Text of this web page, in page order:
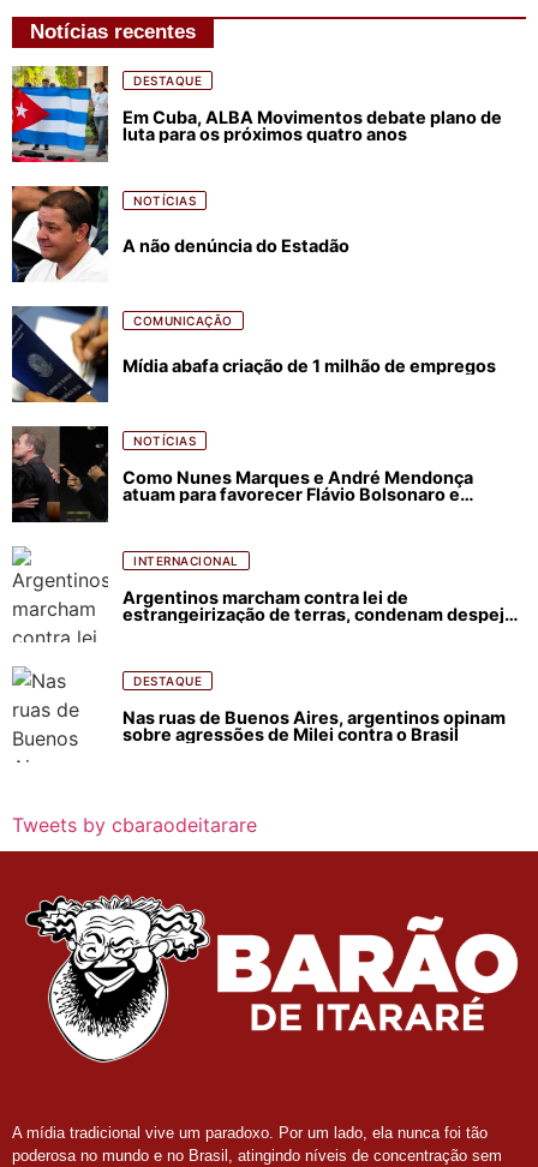
Notícias recentes
DESTAQUE
Em Cuba, ALBA Movimentos debate plano de
luta para os próximos quatro anos
NOTÍCIAS
A não denúncia do Estadão
COMUNICAÇÃO
Mídia abafa criação de 1 milhão de empregos
NOTÍCIAS
Como Nunes Marques e André Mendonça
atuam para favorecer Flávio Bolsonaro e
INTERNACIONAL
Argentinos marcham contra lei de
estrangeirização de terras, condenam despejos
DESTAQUE
Nas ruas de Buenos Aires, argentinos opinam
sobre agressões de Milei contra o Brasil
Tweets by cbaraodeitarare
A mídia tradicional vive um paradoxo. Por um lado, ela nunca foi tão
poderosa no mundo e no Brasil, atingindo níveis de concentração sem